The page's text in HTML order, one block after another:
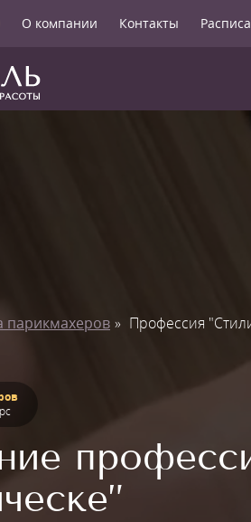
О компании Контакты
парикмахеров Профессия